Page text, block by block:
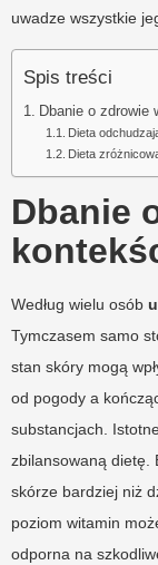
uwadze wszystkie
Spis treści
Dbanie o zdrowie
Dieta
Dieta
Dbanie
Według wielu osób
Tymczasem samo
stan skóry mogą
od pogody a
substancjach.
zbilansowaną dietę.
skórze bardziej niż
poziom witamin
odporna na